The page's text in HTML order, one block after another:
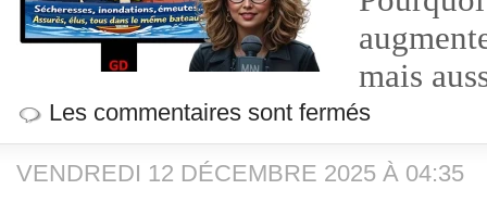
mais
Les commentaires sont fermés
VENDREDI 12 DÉCEMBRE 2025 À 04:35